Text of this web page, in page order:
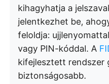
kihagyhatja a
jelentkezhet be,
feloldja:
vagy PIN-kóddal. A
kifejlesztett rendszer
biztonságosabb.